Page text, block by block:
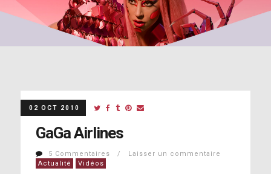
02 OCT 2010
GaGa Airlines
5 Commentaires / Laisser un commentaire
Actualité
Vidéos